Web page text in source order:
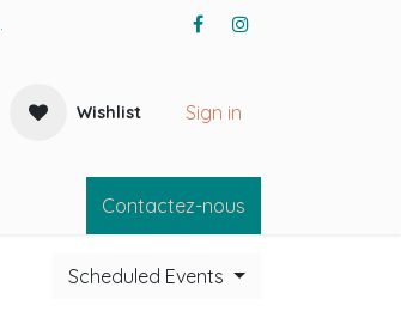
Wishlist Sign in
Contactez-nous
Scheduled Events